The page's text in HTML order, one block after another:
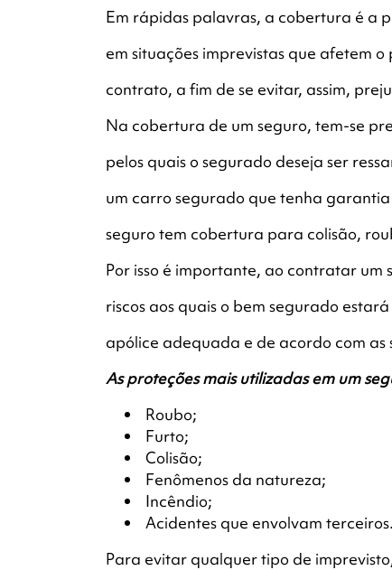
Em rápidas palavras, a cobertura é a
em situações imprevistas que afetem
contrato, a fim de se evitar, assim,
Na cobertura de um seguro, tem-se
pelos quais o segurado deseja ser
um carro segurado que tenha
seguro tem cobertura para colisão,
Por isso é importante, ao contratar um
riscos aos quais o bem segurado
apólice adequada e de acordo com as
As proteções mais utilizadas em um
Roubo;
Furto;
Colisão;
Fenômenos da natureza;
Incêndio;
Acidentes que envolvam terceiros.
Para evitar qualquer tipo de